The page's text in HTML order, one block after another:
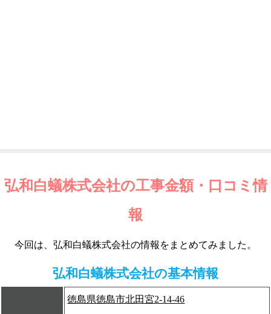
弘和白蟻株式会社の工事金額・口コミ情
報
今回は、弘和白蟻株式会社の情報をまとめてみました。
弘和白蟻株式会社の基本情報
徳島県徳島市北田宮2-14-46